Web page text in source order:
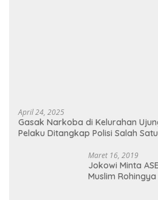
April 24, 2025
Gasak Narkoba di Kelurahan
Pelaku Ditangkap Polisi Salah
Maret 16, 2019
Jokowi Minta
Muslim